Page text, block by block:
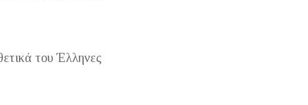
του Έλληνες